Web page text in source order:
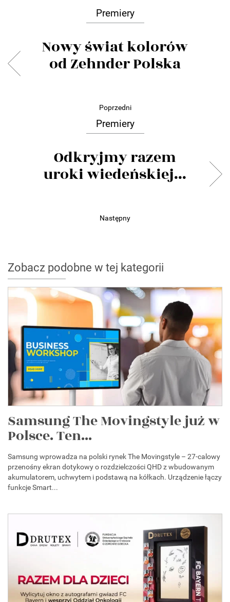
Premiery
Nowy świat kolorów
od Zehnder Polska
Poprzedni
Premiery
Odkryjmy razem
uroki wiedeńskiej...
Następny
Zobacz podobne w tej kategorii
Samsung The Movingstyle już w
Polsce. Ten...
Samsung wprowadza na polski rynek The Movingstyle – 27-calowy
przenośny ekran dotykowy o rozdzielczości QHD z wbudowanym
akumulatorem, uchwytem i podstawą na kółkach. Urządzenie łączy
funkcje Smart...